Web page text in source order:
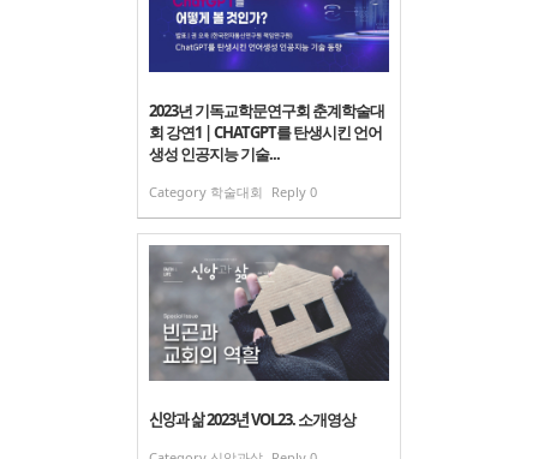
2023년 기독교학문연구회 춘계학술대
회 강연1 | CHATGPT를 탄생시킨 언어
생성 인공지능 기술...
Category 학술대회 Reply 0
신앙과 삶 2023년 VOL23. 소개영상